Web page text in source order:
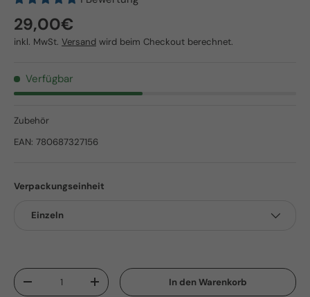
Normaler Preis
29,00€
inkl. MwSt. Versand wird beim Checkout berechnet.
Verfügbar
Zubehör
EAN: 780687327156
Verpackungseinheit
Einzeln
Anzahl
Menge verringernMenge erhöhen In den Warenkorb